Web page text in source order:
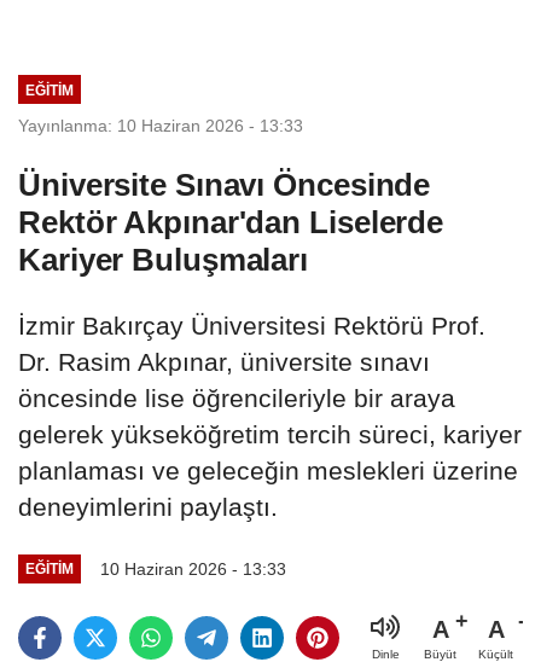
EĞİTİM
Yayınlanma: 10 Haziran 2026 - 13:33
Üniversite Sınavı Öncesinde
Rektör Akpınar'dan Liselerde
Kariyer Buluşmaları
İzmir Bakırçay Üniversitesi Rektörü Prof.
Dr. Rasim Akpınar, üniversite sınavı
öncesinde lise öğrencileriyle bir araya
gelerek yükseköğretim tercih süreci, kariyer
planlaması ve geleceğin meslekleri üzerine
deneyimlerini paylaştı.
EĞİTİM 10 Haziran 2026 - 13:33
Dinle
A
Büyüt
A
Küçült